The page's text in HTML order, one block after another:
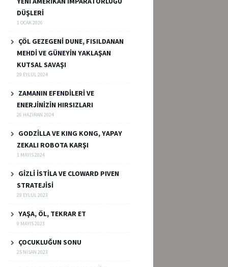
DÜŞLERİ
1 OCAK 2026
ÇÖL GEZEGENİ DUNE, FISILDANAN
MEHDİ VE GÜNEYİN YAKLAŞAN
KUTSAL SAVAŞI
29 EYLÜL 2024
ZAMANIN EFENDİLERİ VE
ENERJİNİZİN HIRSIZLARI
26 HAZIRAN 2024
GODZİLLA VE KING KONG, YAPAY
ZEKALI ROBOTA KARŞI
1 MAYIS 2024
GİZLİ İSTİLA VE CLOWARD PIVEN
STRATEJİSİ
29 EYLÜL 2023
YAŞA, ÖL, TEKRAR ET
9 MAYIS 2023
ÇOCUKLUĞUN SONU
25 NISAN 2023